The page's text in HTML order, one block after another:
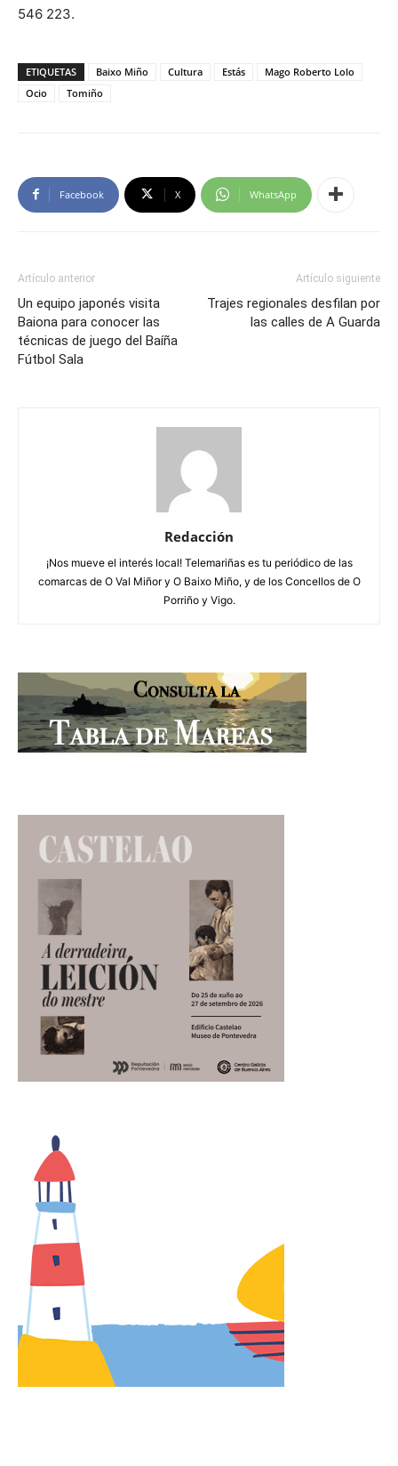
546 223.
ETIQUETAS Baixo Miño Cultura Estás
Mago Roberto Lolo
Ocio
Tomiño
Facebook X WhatsApp
Artículo anterior
Un equipo japonés visita
Baiona para conocer las
técnicas de juego del Baíña
Fútbol Sala
Artículo siguiente
Trajes regionales desfilan por
las calles de A Guarda
Redacción
¡Nos mueve el interés local! Telemariñas es tu periódico de las
comarcas de O Val Miñor y O Baixo Miño, y de los Concellos de O
Porriño y Vigo.